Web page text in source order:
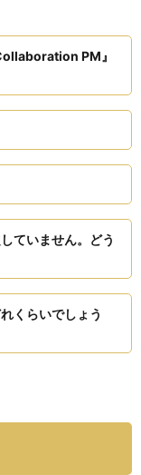
PM』
ていません。どう
くらいでしょう